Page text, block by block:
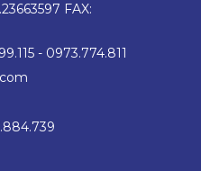
FAX:
- 0973.774.811